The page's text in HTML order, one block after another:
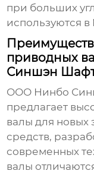
при больших
используются в
приводных
Синшэн
ООО Нинбо
предлагает
валы для новых
средств,
современных
валы